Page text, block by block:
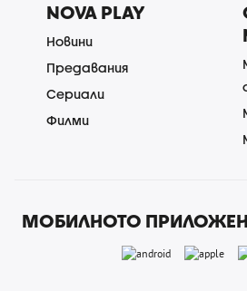
NOVA PLAY
Новини
Предавания
Сериали
Филми
МОБИЛНОТО